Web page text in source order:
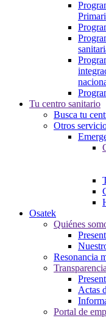
Tu centro sanitario
Busca tu
Otros
Osatek
Quiénes
Resonancia
Actas
Portal de